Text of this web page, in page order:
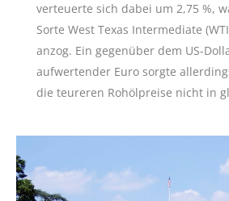
verteuerte sich dabei um 2,75 %,
Sorte West Texas Intermediate
anzog. Ein gegenüber dem US-
aufwertender Euro sorgte
die teureren Rohölpreise nicht in